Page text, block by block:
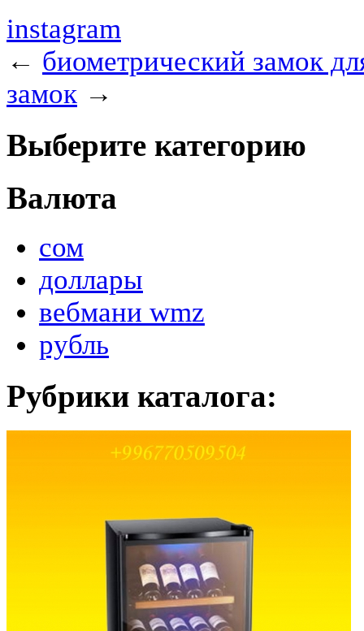
instagram
← биометрический замок
замок →
Выберите категорию
Валюта
сом
доллары
вебмани wmz
рубль
Рубрики каталога: